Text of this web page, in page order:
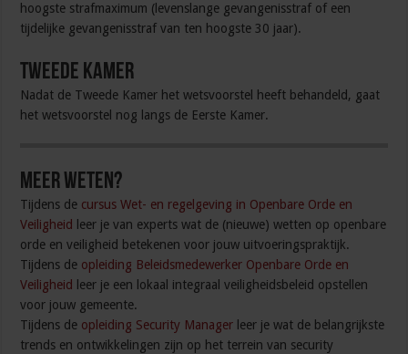
hoogste strafmaximum (levenslange gevangenisstraf of een
tijdelijke gevangenisstraf van ten hoogste 30 jaar).
Tweede Kamer
Nadat de Tweede Kamer het wetsvoorstel heeft behandeld, gaat
het wetsvoorstel nog langs de Eerste Kamer.
Meer weten?
Tijdens de cursus Wet- en regelgeving in Openbare Orde en
Veiligheid
leer je van experts wat de (nieuwe) wetten op openbare
orde en veiligheid betekenen voor jouw uitvoeringspraktijk.
Tijdens de opleiding Beleidsmedewerker Openbare Orde en
Veiligheid
leer je een lokaal integraal veiligheidsbeleid opstellen
voor jouw gemeente.
Tijdens de opleiding Security Manager leer je wat de belangrijkste
trends en ontwikkelingen zijn op het terrein van security